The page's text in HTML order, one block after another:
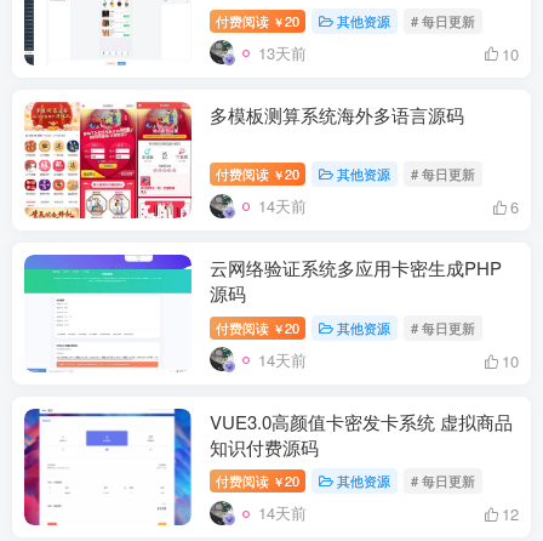
付费阅读 ￥20 其他资源 # 每日更新
13天前 10
多模板测算系统海外多语言源码
付费阅读 ￥20 其他资源 # 每日更新
14天前 6
云网络验证系统多应用卡密生成PHP
源码
付费阅读 ￥20 其他资源 # 每日更新
14天前 10
VUE3.0高颜值卡密发卡系统 虚拟商品
知识付费源码
付费阅读 ￥20 其他资源 # 每日更新
14天前 12